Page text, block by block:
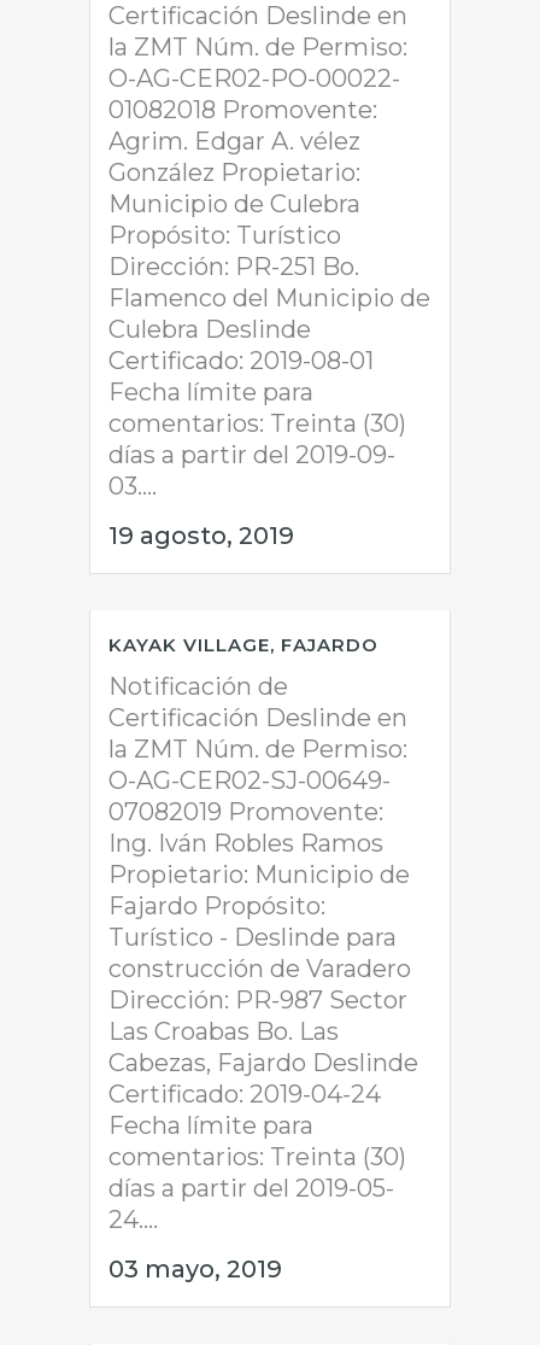
Certificación Deslinde en
la ZMT Núm. de Permiso:
O-AG-CER02-PO-00022-
01082018 Promovente:
Agrim. Edgar A. vélez
González Propietario:
Municipio de Culebra
Propósito: Turístico
Dirección: PR-251 Bo.
Flamenco del Municipio de
Culebra Deslinde
Certificado: 2019-08-01
Fecha límite para
comentarios: Treinta (30)
días a partir del 2019-09-
03....
19 agosto, 2019
KAYAK VILLAGE, FAJARDO
Notificación de
Certificación Deslinde en
la ZMT Núm. de Permiso:
O-AG-CER02-SJ-00649-
07082019 Promovente:
Ing. Iván Robles Ramos
Propietario: Municipio de
Fajardo Propósito:
Turístico - Deslinde para
construcción de Varadero
Dirección: PR-987 Sector
Las Croabas Bo. Las
Cabezas, Fajardo Deslinde
Certificado: 2019-04-24
Fecha límite para
comentarios: Treinta (30)
días a partir del 2019-05-
24....
03 mayo, 2019